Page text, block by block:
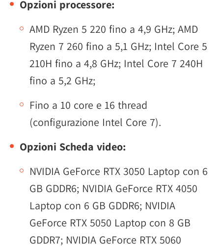
Opzioni processore:
AMD Ryzen 5 220 fino a 4,9 GHz; AMD
Ryzen 7 260 fino a 5,1 GHz; Intel Core 5
210H fino a 4,8 GHz; Intel Core 7 240H
fino a 5,2 GHz;
Fino a 10 core e 16 thread
(configurazione Intel Core 7).
Opzioni Scheda video:
NVIDIA GeForce RTX 3050 Laptop con 6
GB GDDR6; NVIDIA GeForce RTX 4050
Laptop con 6 GB GDDR6; NVIDIA
GeForce RTX 5050 Laptop con 8 GB
GDDR7; NVIDIA GeForce RTX 5060